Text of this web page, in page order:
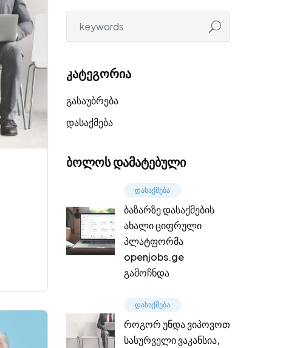
კატეგორია
გასაუბრება
დასაქმება
ბოლოს დამატებული
დასაქმება
ბაზარზე დასაქმების
ახალი ციფრული
პლატფორმა
openjobs.ge
გამოჩნდა
დასაქმება
როგორ უნდა ვიპოვოთ
სასურველი ვაკანსია,